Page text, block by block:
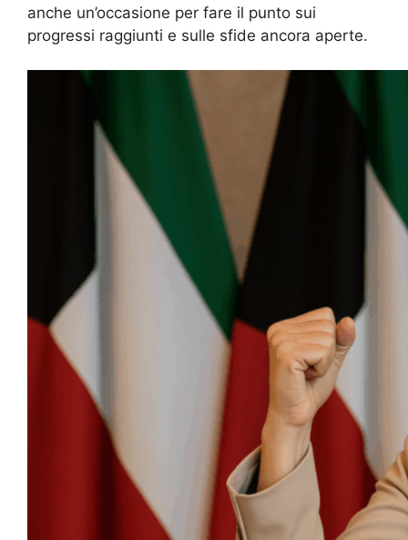
anche un’occasione per fare il punto sui
progressi raggiunti e sulle sfide ancora aperte.